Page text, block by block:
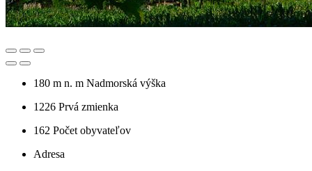
180 m n. m Nadmorská výška
1226 Prvá zmienka
162 Počet obyvateľov
Adresa